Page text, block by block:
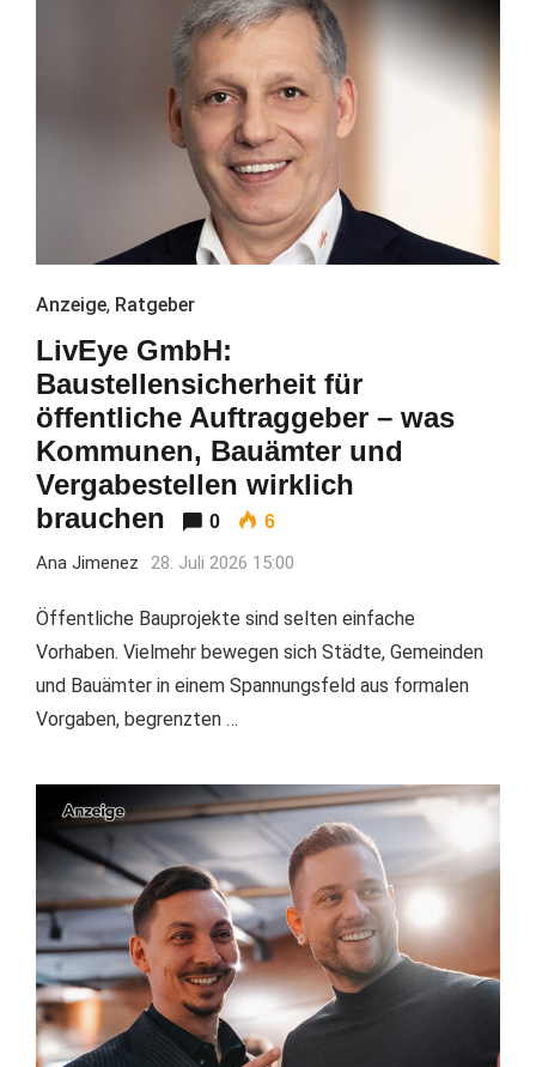
Anzeige, Ratgeber
LivEye GmbH:
Baustellensicherheit für
öffentliche Auftraggeber – was
Kommunen, Bauämter und
Vergabestellen wirklich
brauchen
0 6
Ana Jimenez 28. Juli 2026 15:00
Öffentliche Bauprojekte sind selten einfache
Vorhaben. Vielmehr bewegen sich Städte, Gemeinden
und Bauämter in einem Spannungsfeld aus formalen
Vorgaben, begrenzten …